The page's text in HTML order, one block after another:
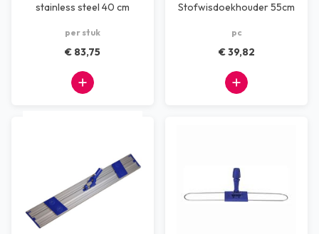
stainless steel 40 cm
per stuk
€ 83,75
Stofwisdoekhouder 55cm
pc
€ 39,82